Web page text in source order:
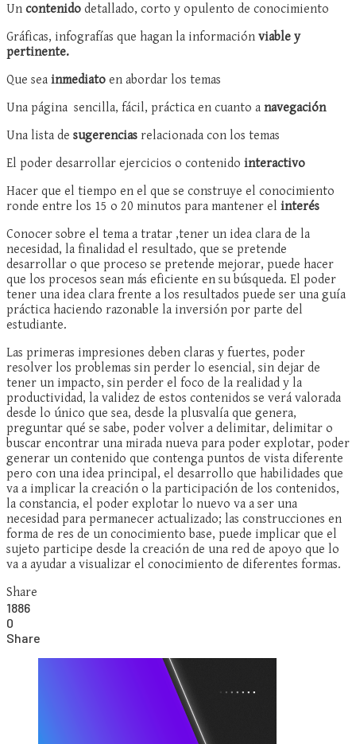
Un contenido detallado, corto y opulento de conocimiento
Gráficas, infografías que hagan la información viable y
pertinente.
Que sea inmediato en abordar los temas
Una página sencilla, fácil, práctica en cuanto a navegación
Una lista de sugerencias relacionada con los temas
El poder desarrollar ejercicios o contenido interactivo
Hacer que el tiempo en el que se construye el conocimiento
ronde entre los 15 o 20 minutos para mantener el interés
Conocer sobre el tema a tratar ,tener un idea clara de la
necesidad, la finalidad el resultado, que se pretende
desarrollar o que proceso se pretende mejorar, puede hacer
que los procesos sean más eficiente en su búsqueda. El poder
tener una idea clara frente a los resultados puede ser una guía
práctica haciendo razonable la inversión por parte del
estudiante.
Las primeras impresiones deben claras y fuertes, poder
resolver los problemas sin perder lo esencial, sin dejar de
tener un impacto, sin perder el foco de la realidad y la
productividad, la validez de estos contenidos se verá valorada
desde lo único que sea, desde la plusvalía que genera,
preguntar qué se sabe, poder volver a delimitar, delimitar o
buscar encontrar una mirada nueva para poder explotar, poder
generar un contenido que contenga puntos de vista diferente
pero con una idea principal, el desarrollo que habilidades que
va a implicar la creación o la participación de los contenidos,
la constancia, el poder explotar lo nuevo va a ser una
necesidad para permanecer actualizado; las construcciones en
forma de res de un conocimiento base, puede implicar que el
sujeto participe desde la creación de una red de apoyo que lo
va a ayudar a visualizar el conocimiento de diferentes formas.
Share
1886
0
Share